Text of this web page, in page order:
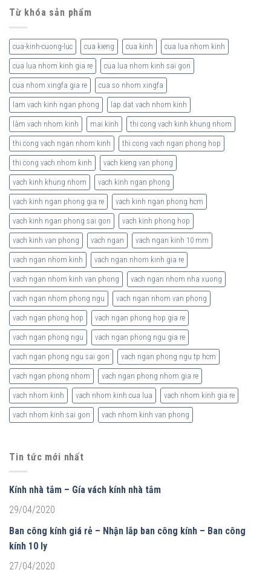
Từ khóa sản phẩm
cua-kinh-cuong-luc cua kieng cua kinh cua lua nhom kinh
cua lua nhom kinh gia re cua lua nhom kinh sai gon
cua nhom xingfa gia re cua so nhom xingfa
lam vach kinh ngan phong lap dat vach nhom kinh
làm vach nhom kinh mai kinh thi cong vach kinh khung nhom
thi cong vach ngan nhom kinh thi cong vach ngan phong hop
thi cong vach nhom kinh vach kieng van phong
vach kinh khung nhom vach kinh ngan phong
vach kinh ngan phong gia re vach kinh ngan phong hcm
vach kinh ngan phong sai gon vach kinh phong hop
vach kinh van phong vach ngan vach ngan kinh 10 mm
vach ngan nhom kinh vach ngan nhom kinh gia re
vach ngan nhom kinh van phong vach ngan nhom nha xuong
vach ngan nhom phong ngu vach ngan nhom van phong
vach ngan phong hop vach ngan phong hop gia re
vach ngan phong ngu vach ngan phong ngu gia re
vach ngan phong ngu sai gon vach ngan phong ngu tp hcm
vach ngan phong nhom vach ngan phong nhom gia re
vach nhom kinh vach nhom kinh cua lua vach nhom kinh gia re
vach nhom kinh sai gon vach nhom kinh van phong
Tin tức mới nhất
Kính nhà tắm – Gía vách kính nhà tắm
29/04/2020
Ban công kính giá rẻ – Nhận lắp ban công kính – Ban công
kính 10 ly
27/04/2020